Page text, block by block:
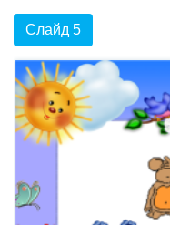
Слайд 5